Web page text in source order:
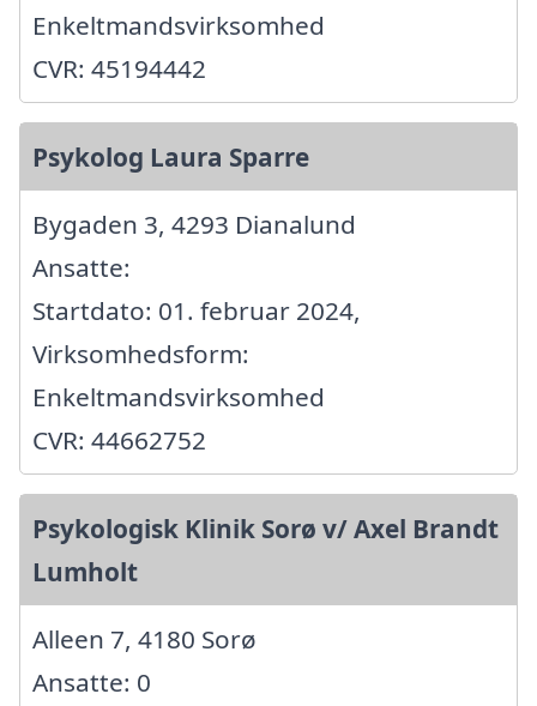
Enkeltmandsvirksomhed
CVR: 45194442
Psykolog Laura Sparre
Bygaden 3, 4293 Dianalund
Ansatte:
Startdato: 01. februar 2024,
Virksomhedsform:
Enkeltmandsvirksomhed
CVR: 44662752
Psykologisk Klinik Sorø v/ Axel Brandt
Lumholt
Alleen 7, 4180 Sorø
Ansatte: 0